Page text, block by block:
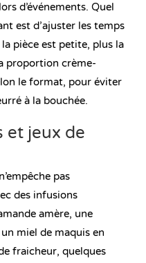
d’événements. Quel
est d’ajuster les temps
pièce est petite, plus la
proportion crème-
le format, pour éviter
à la bouchée.
et jeux de
pas
des infusions
amère, une
miel de maquis en
fraicheur, quelques